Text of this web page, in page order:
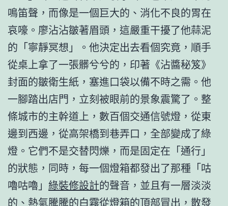
鳴笛聲，而像是一個巨大的、消化不良的胃在
哀嚎。廖沾沾皺著眉頭，這嚴重干擾了他蒜泥
的「寧靜冥想」。他決定出去看個究竟，順手
從桌上拿了一張髒兮兮的，印著《沾醬秘笈》
封面的皺衛生紙，塞進口袋以備不時之需。他
一腳踏出店門，立刻被眼前的景象震驚了。整
條城市的主幹道上，數百個交通信號燈，從東
邊到西邊，從高架橋到巷弄口，全部變成了綠
燈。它們不是交替閃爍，而是固定在「通行」
的狀態，同時，每一個燈箱都發出了那種「咕
嚕咕嚕」 綠裝修設計的聲音，並且有一層淡淡
的、熱氣騰騰的白霧從燈箱的頂部冒出，散發